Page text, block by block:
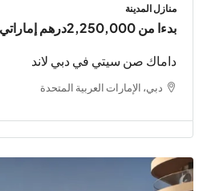
منازل المدينة
بدءا من2,250,000درهم إماراتي
داماك صن سيتي في دبي لاند
دبي، الإمارات العربية المتحدة